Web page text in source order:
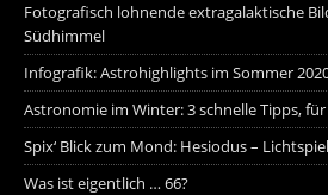
Fotografisch lohnende extragalaktische
Südhimmel
Infografik: Astrohighlights im Sommer
Astronomie im Winter: 3 schnelle Tipps,
Spix‘ Blick zum Mond: Hesiodus –
Was ist eigentlich … 66?